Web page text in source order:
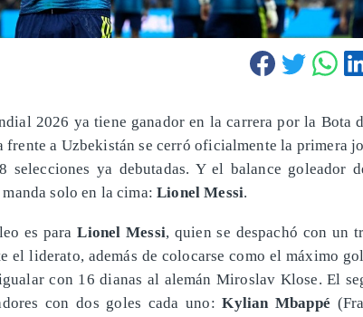
2026 ya tiene ganador en la carrera por la Bota
a Uzbekistán se cerró oficialmente la primera
ya debutadas. Y el balance goleador
solo en la cima:Lionel Messi.
es paraLionel Messi, quien se despachó con un
el liderato, además de colocarse como el máximo
con 16 dianas al alemán Miroslav Klose. El
con dos goles cada uno:Kylian Mbappé